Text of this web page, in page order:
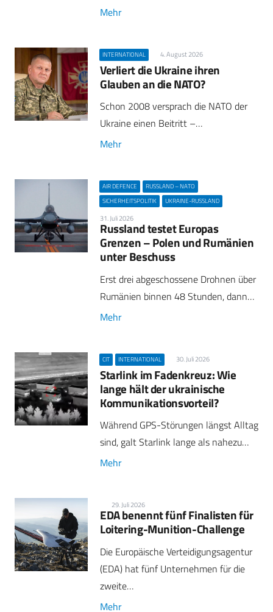
Mehr
INTERNATIONAL 4. August 2026
Verliert die Ukraine ihren
Glauben an die NATO?
Schon 2008 versprach die NATO der
Ukraine einen Beitritt –…
Mehr
AIR DEFENCE
RUSSLAND – NATO
SICHERHEITSPOLITIK
UKRAINE-RUSSLAND
31. Juli 2026
Russland testet Europas
Grenzen – Polen und Rumänien
unter Beschuss
Erst drei abgeschossene Drohnen über
Rumänien binnen 48 Stunden, dann…
Mehr
CIT INTERNATIONAL 30. Juli 2026
Starlink im Fadenkreuz: Wie
lange hält der ukrainische
Kommunikationsvorteil?
Während GPS-Störungen längst Alltag
sind, galt Starlink lange als nahezu…
Mehr
29. Juli 2026
EDA benennt fünf Finalisten für
Loitering-Munition-Challenge
Die Europäische Verteidigungsagentur
(EDA) hat fünf Unternehmen für die
zweite…
Mehr